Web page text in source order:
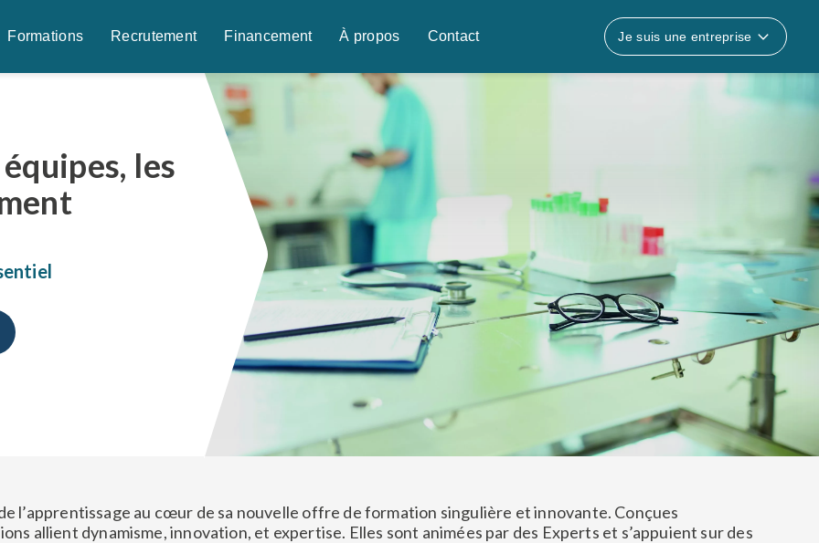
Formations Recrutement Financement À propos Contact Je suis une entreprise
les
l’apprentissage au cœur de sa nouvelle offre de formation singulière et innovante. Conçues
allient dynamisme, innovation, et expertise. Elles sont animées par des Experts et s’appuient surdes